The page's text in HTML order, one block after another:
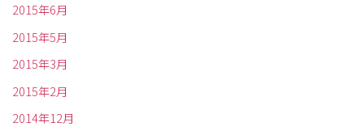
2015年6月
2015年5月
2015年3月
2015年2月
2014年12月